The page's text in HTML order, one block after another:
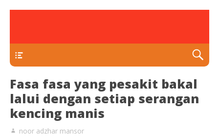
Fasa fasa yang pesakit bakal
lalui dengan setiap serangan
kencing manis
noor adzhar mansor